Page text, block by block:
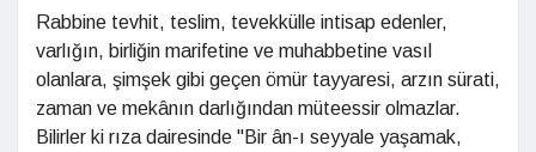
Rabbine tevhit, teslim, tevekkülle intisap edenler,
varlığın, birliğin marifetine ve muhabbetine vasıl
olanlara, şimşek gibi geçen ömür tayyaresi, arzın sürati,
zaman ve mekânın darlığından müteessir olmazlar.
Bilirler ki rıza dairesinde "Bir ân-ı seyyale yaşamak,